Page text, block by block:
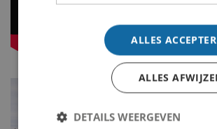
ALLES
ALLES
DETAILS WEERGEVEN